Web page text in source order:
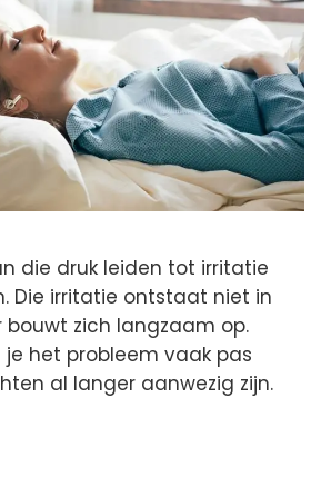
die druk leiden tot irritatie
Die irritatie ontstaat niet in
zich langzaam op.
je het probleem vaak pas
al langer aanwezig zijn.